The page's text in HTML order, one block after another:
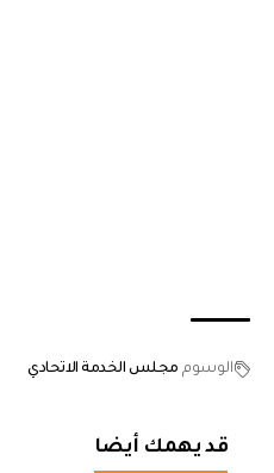
الوسوم مجلس الخدمة الاتحادي
قد يهمك أيضا